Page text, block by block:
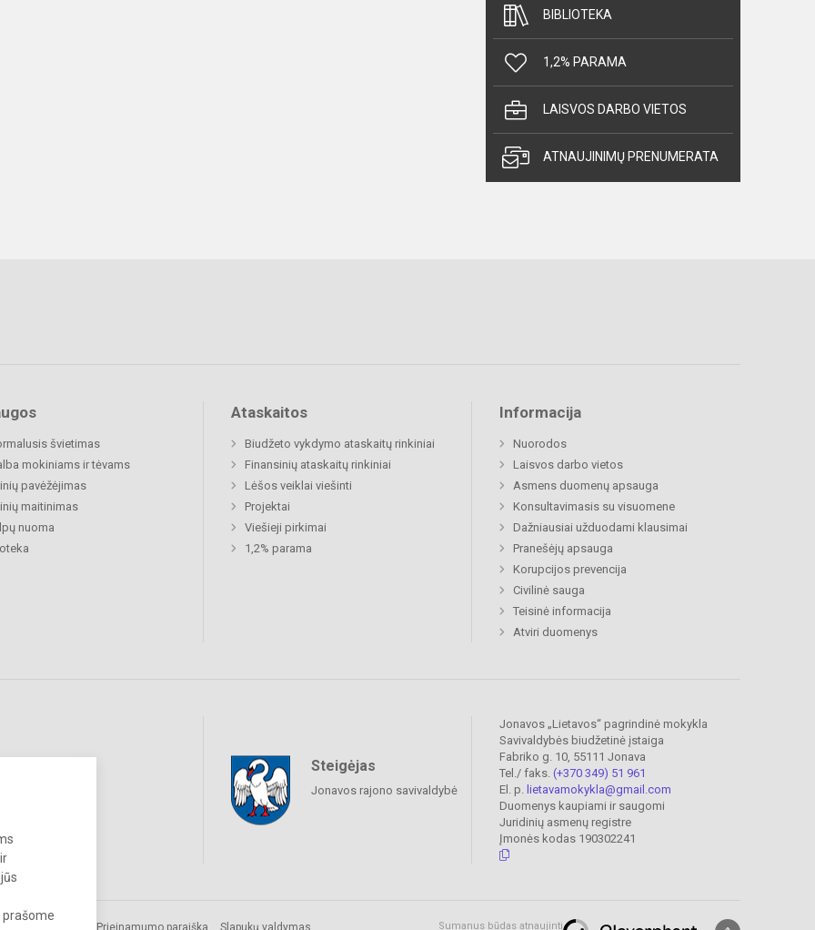
prašome
BIBLIOTEKA
1,2% PARAMA
LAISVOS DARBO VIETOS
ATNAUJINIMŲ PRENUMERATA
švietimas
mokiniams ir tėvams
pavėžėjimas
maitinimas
nuoma
Ataskaitos
Biudžeto vykdymo ataskaitų rinkiniai
Finansinių ataskaitų rinkiniai
Lėšos veiklai viešinti
Projektai
Viešieji pirkimai
1,2% parama
Informacija
Nuorodos
Laisvos darbo vietos
Asmens duomenų apsauga
Konsultavimasis su visuomene
Dažniausiai užduodami klausimai
Pranešėjų apsauga
Korupcijos prevencija
Civilinė sauga
Teisinė informacija
Atviri duomenys
Steigėjas
Jonavos rajono savivaldybė
Jonavos „Lietavos“ pagrindinė mokykla
Savivaldybės biudžetinė įstaiga
Fabriko g. 10, 55111 Jonava
Tel./ faks. (+370 349) 51 961
El. p. lietavamokykla@gmail.com
Duomenys kaupiami ir saugomi
Juridinių asmenų registre
Įmonės kodas 190302241
Prieinamumo paraiška Slapukų valdymas Sumanus būdas atnaujinti